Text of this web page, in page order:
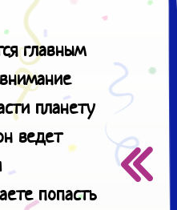
главным
планету
ведет
попасть